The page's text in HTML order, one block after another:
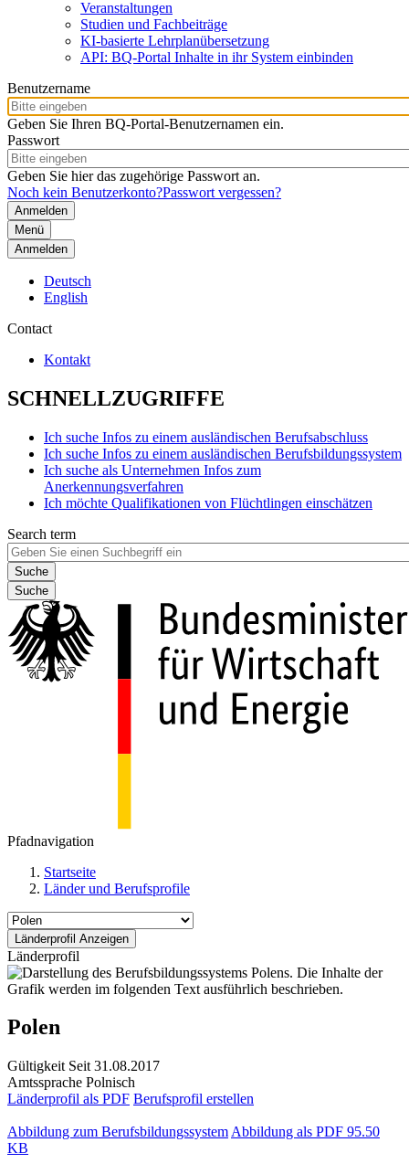
Veranstaltungen
Studien und Fachbeiträge
KI-basierte Lehrplanübersetzung
API: BQ-Portal Inhalte in ihr System einbinden
Benutzername
Geben Sie Ihren BQ-Portal-Benutzernamen ein.
Passwort
Geben Sie hier das zugehörige Passwort an.
Noch kein Benutzerkonto?Passwort vergessen?
Menü
Anmelden
Deutsch
English
Contact
Kontakt
SCHNELLZUGRIFFE
Ich suche Infos zu einem ausländischen Berufsabschluss
Ich suche Infos zu einem ausländischen Berufsbildungssystem
Ich suche als Unternehmen Infos zum
Anerkennungsverfahren
Ich möchte Qualifikationen von Flüchtlingen einschätzen
Search term
Suche
Pfadnavigation
Startseite
Länder und Berufsprofile
Länderprofil
Polen
Gültigkeit Seit 31.08.2017
Amtssprache Polnisch
Länderprofil als PDF Berufsprofil erstellen
Abbildung zum Berufsbildungssystem Abbildung als PDF 95.50
KB